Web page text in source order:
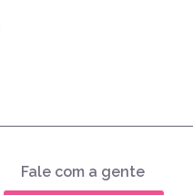
Fale com a gente